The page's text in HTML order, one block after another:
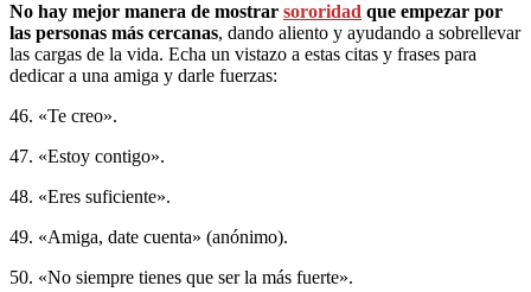
No hay mejor manera de mostrar sororidad que empezar por
las personas más cercanas, dando aliento y ayudando a sobrellevar
las cargas de la vida. Echa un vistazo a estas citas y frases para
dedicar a una amiga y darle fuerzas:
46. «Te creo».
47. «Estoy contigo».
48. «Eres suficiente».
49. «Amiga, date cuenta» (anónimo).
50. «No siempre tienes que ser la más fuerte».